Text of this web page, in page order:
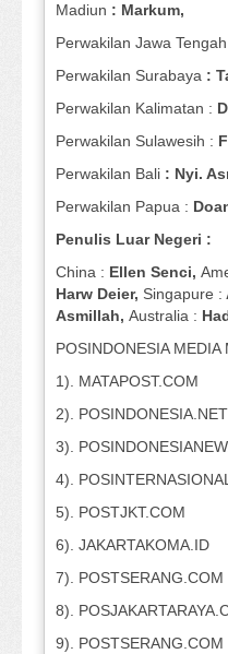
Madiun : Markum,
Perwakilan Jawa Tengah
Perwakilan Surabaya :
Perwakilan Kalimatan :
Perwakilan Sulawesih :
Perwakilan Bali : Nyi.
Perwakilan Papua :
Penulis Luar Negeri :
China : Ellen Senci,
Harw Deier, Singapure :
Asmillah, Australia :
POSINDONESIA MEDIA
1). MATAPOST.COM
2). POSINDONESIA.NET
3).
4).
5). POSTJKT.COM
6). JAKARTAKOMA.ID
7). POSTSERANG.COM
8).
9). POSTSERANG.COM